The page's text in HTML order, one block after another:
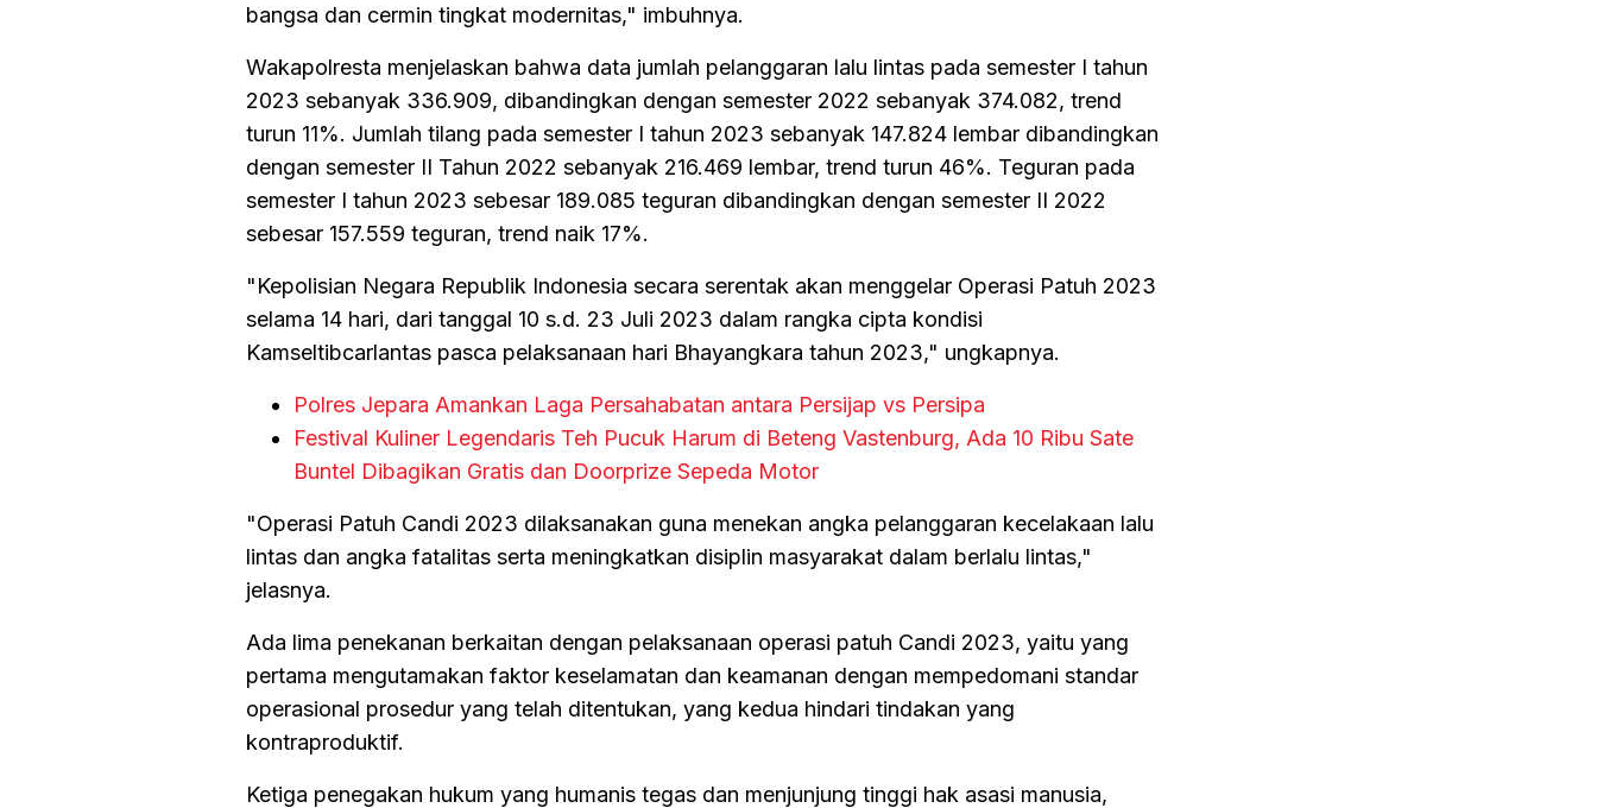
bangsa dan cermin tingkat modernitas," imbuhnya.
Wakapolresta menjelaskan bahwa data jumlah pelanggaran lalu lintas pada semester I tahun
2023 sebanyak 336.909, dibandingkan dengan semester 2022 sebanyak 374.082, trend
turun 11%. Jumlah tilang pada semester I tahun 2023 sebanyak 147.824 lembar dibandingkan
dengan semester II Tahun 2022 sebanyak 216.469 lembar, trend turun 46%. Teguran pada
semester I tahun 2023 sebesar 189.085 teguran dibandingkan dengan semester II 2022
sebesar 157.559 teguran, trend naik 17%.
"Kepolisian Negara Republik Indonesia secara serentak akan menggelar Operasi Patuh 2023
selama 14 hari, dari tanggal 10 s.d. 23 Juli 2023 dalam rangka cipta kondisi
Kamseltibcarlantas pasca pelaksanaan hari Bhayangkara tahun 2023," ungkapnya.
Polres Jepara Amankan Laga Persahabatan antara Persijap vs Persipa
Festival Kuliner Legendaris Teh Pucuk Harum di Beteng Vastenburg, Ada 10 Ribu Sate
Buntel Dibagikan Gratis dan Doorprize Sepeda Motor
"Operasi Patuh Candi 2023 dilaksanakan guna menekan angka pelanggaran kecelakaan lalu
lintas dan angka fatalitas serta meningkatkan disiplin masyarakat dalam berlalu lintas,"
jelasnya.
Ada lima penekanan berkaitan dengan pelaksanaan operasi patuh Candi 2023, yaitu yang
pertama mengutamakan faktor keselamatan dan keamanan dengan mempedomani standar
operasional prosedur yang telah ditentukan, yang kedua hindari tindakan yang
kontraproduktif.
Ketiga penegakan hukum yang humanis tegas dan menjunjung tinggi hak asasi manusia,